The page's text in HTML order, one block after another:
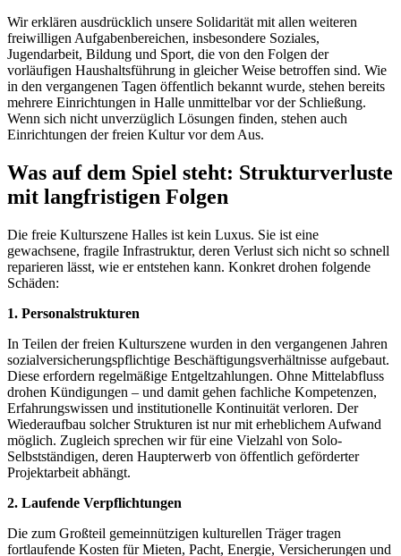
Wir erklären ausdrücklich unsere Solidarität mit allen weiteren
freiwilligen Aufgabenbereichen, insbesondere Soziales,
Jugendarbeit, Bildung und Sport, die von den Folgen der
vorläufigen Haushaltsführung in gleicher Weise betroffen sind. Wie
in den vergangenen Tagen öffentlich bekannt wurde, stehen bereits
mehrere Einrichtungen in Halle unmittelbar vor der Schließung.
Wenn sich nicht unverzüglich Lösungen finden, stehen auch
Einrichtungen der freien Kultur vor dem Aus.
Was auf dem Spiel steht: Strukturverluste
mit langfristigen Folgen
Die freie Kulturszene Halles ist kein Luxus. Sie ist eine
gewachsene, fragile Infrastruktur, deren Verlust sich nicht so schnell
reparieren lässt, wie er entstehen kann. Konkret drohen folgende
Schäden:
1. Personalstrukturen
In Teilen der freien Kulturszene wurden in den vergangenen Jahren
sozialversicherungspflichtige Beschäftigungsverhältnisse aufgebaut.
Diese erfordern regelmäßige Entgeltzahlungen. Ohne Mittelabfluss
drohen Kündigungen – und damit gehen fachliche Kompetenzen,
Erfahrungswissen und institutionelle Kontinuität verloren. Der
Wiederaufbau solcher Strukturen ist nur mit erheblichem Aufwand
möglich. Zugleich sprechen wir für eine Vielzahl von Solo-
Selbstständigen, deren Haupterwerb von öffentlich geförderter
Projektarbeit abhängt.
2. Laufende Verpflichtungen
Die zum Großteil gemeinnützigen kulturellen Träger tragen
fortlaufende Kosten für Mieten, Pacht, Energie, Versicherungen und